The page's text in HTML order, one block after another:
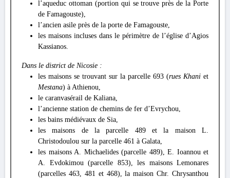
l’aqueduc ottoman (portion qui se trouve près de la Porte
de Famagouste),
l’ancien asile près de la porte de Famagouste,
les maisons incluses dans le périmètre de l’église d’Agios
Kassianos.
Dans le district de Nicosie :
les maisons se trouvant sur la parcelle 693 (rues Khani et
Mestana) à Athienou,
le caranvasérail de Kaliana,
l’ancienne station de chemins de fer d’Evrychou,
les bains médiévaux de Sia,
les maisons de la parcelle 489 et la maison L.
Christodoulou sur la parcelle 461 à Galata,
les maisons A. Michaelides (parcelle 489), E. Ioannou et
A. Evdokimou (parcelle 853), les maisons Lemonares
(parcelles 463, 481 et 468), la maison Chr. Chrysanthou